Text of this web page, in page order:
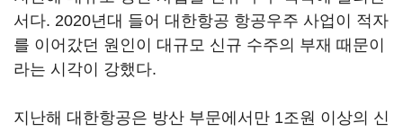
서다. 2020년대 들어 대한항공 항공우주 사업이 적자
를 이어갔던 원인이 대규모 신규 수주의 부재 때문이
라는 시각이 강했다.
지난해 대한항공은 방산 부문에서만 1조원 이상의 신